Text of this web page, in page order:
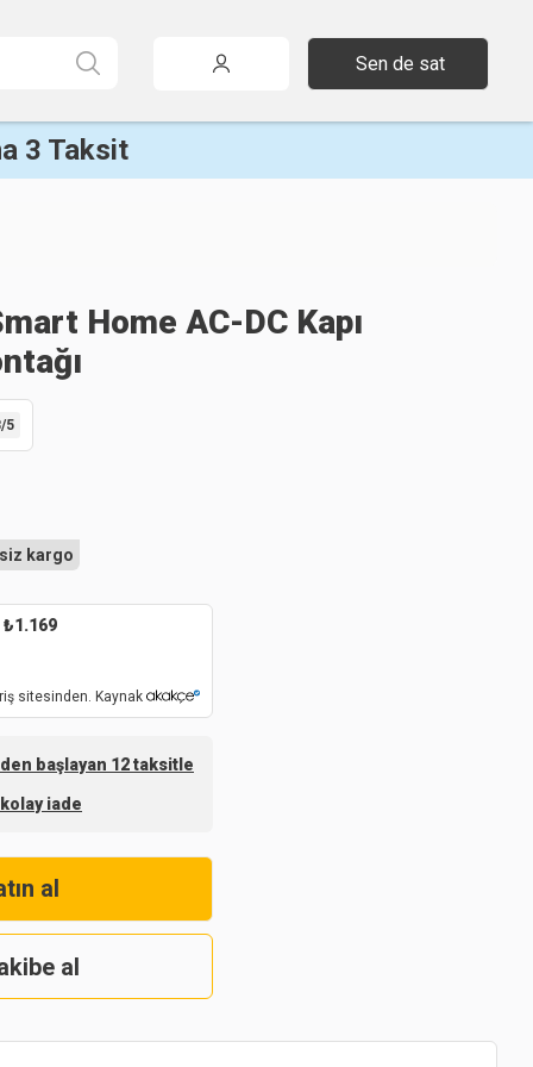
Sen de sat
3 Taksit
Home AC-DC Kapı
/5
kargo
₺1.169
sitesinden. Kaynak
başlayan 12 taksitle
iade
al
al